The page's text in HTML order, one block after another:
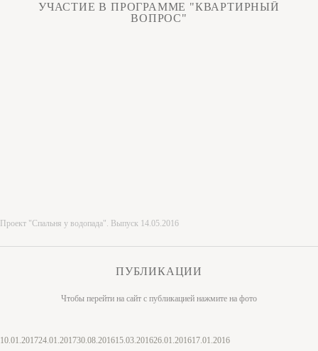
УЧАСТИЕ В ПРОГРАММЕ "КВАРТИРНЫЙ
ВОПРОС"
Проект "Спальня у водопада". Выпуск 14.05.2016
ПУБЛИКАЦИИ
Чтобы перейти на сайт с публикацией нажмите на фото
10.01.201724.01.201730.08.201615.03.201626.01.201617.01.2016